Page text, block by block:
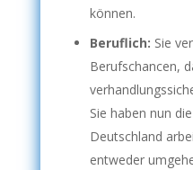
können.
Beruflich: Sie
Berufschancen,
Sie haben nun
Deutschland
entweder